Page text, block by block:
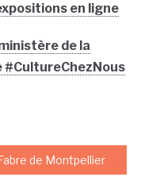
en ligne
de la
#CultureChezNous
de Montpellier